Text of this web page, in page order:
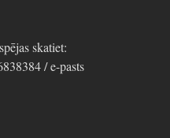
skatiet:
/ e-pasts